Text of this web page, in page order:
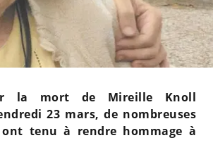
la mort de Mireille Knoll
23 mars, de nombreuses
ont tenu à rendre hommage à